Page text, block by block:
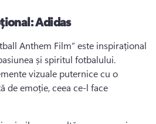
Adidas
Anthem Film” este inspirațional
vizuale puternice cu o
de emoție, ceea ce-l face